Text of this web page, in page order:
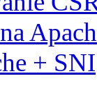
+ SNI